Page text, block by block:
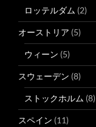
ロッテルダム (2)
オーストリア (5)
ウィーン (5)
スウェーデン (8)
ストックホルム (8)
スペイン (11)